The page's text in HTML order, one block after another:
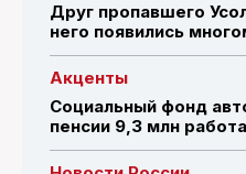
Друг пропавшего
него появились
Акценты
Социальный фонд
пенсии 9,3 млн